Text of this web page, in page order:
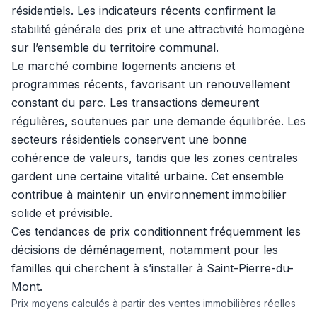
résidentiels. Les indicateurs récents confirment la
stabilité générale des prix et une attractivité homogène
sur l’ensemble du territoire communal.
Le marché combine logements anciens et
programmes récents, favorisant un renouvellement
constant du parc. Les transactions demeurent
régulières, soutenues par une demande équilibrée. Les
secteurs résidentiels conservent une bonne
cohérence de valeurs, tandis que les zones centrales
gardent une certaine vitalité urbaine. Cet ensemble
contribue à maintenir un environnement immobilier
solide et prévisible.
Ces tendances de prix conditionnent fréquemment les
décisions de déménagement, notamment pour les
familles qui cherchent à s’installer à Saint-Pierre-du-
Mont.
Prix moyens calculés à partir des ventes immobilières réelles